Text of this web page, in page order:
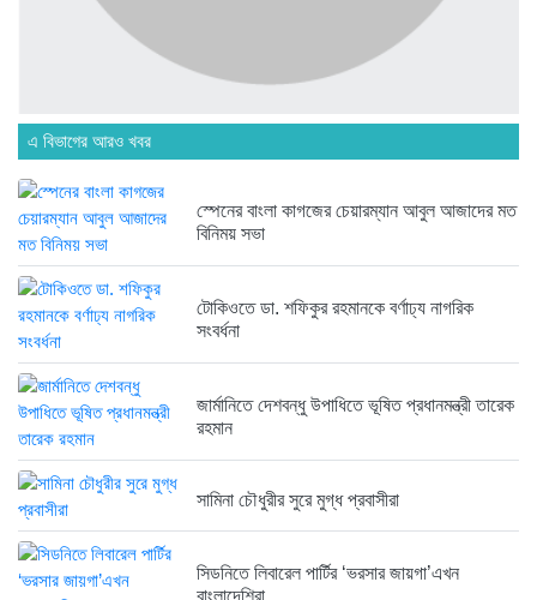
ব্রিকলেইন জামে মসজিদ প্রতিষ্ঠার ৫০...
১ সপ্তাহ আগে
রাজনৈতিক লড়াইয়ে জিততে হলে সাংস্কৃতিক...
২ সপ্তাহ আগে
এ বিভাগের আরও খবর
স্পেনের বাংলা কাগজের চেয়ারম্যান আবুল আজাদের মত
বিনিময় সভা
টোকিওতে ডা. শফিকুর রহমানকে বর্ণাঢ্য নাগরিক
সংবর্ধনা
জার্মানিতে দেশবন্ধু উপাধিতে ভূষিত প্রধানমন্ত্রী তারেক
রহমান
সামিনা চৌধুরীর সুরে মুগ্ধ প্রবাসীরা
সিডনিতে লিবারেল পার্টির ‘ভরসার জায়গা’এখন
বাংলাদেশিরা